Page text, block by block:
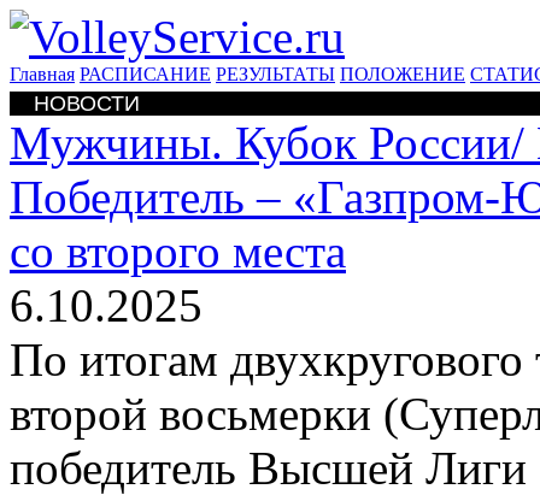
Главная РАСПИСАНИЕ РЕЗУЛЬТАТЫ ПОЛОЖЕНИЕ
НОВОСТИ
Мужчины. Кубок России/
Победитель – «Газпром-
со второго места
6.10.2025
По итогам
второй восьмерки
победитель Высшей